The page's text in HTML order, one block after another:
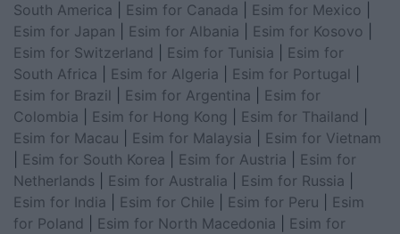
South America
Esim for Canada Esim for Mexico
Esim for Japan
Esim for Albania Esim for Kosovo
Esim for Switzerland
Esim for Tunisia
Esim for
South Africa
Esim for Algeria Esim for Portugal
Esim for Brazil
Esim for Argentina
Esim for
Colombia
Esim for Hong Kong Esim for Thailand
Esim for Macau
Esim for Malaysia
Esim for Vietnam
Esim for South Korea Esim for Austria
Esim for
Netherlands
Esim for Australia Esim for Russia
Esim for India
Esim for Chile Esim for Peru
Esim
for Poland
Esim for North Macedonia
Esim for